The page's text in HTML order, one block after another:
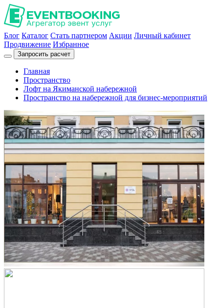
Блог Каталог Стать партнером Акции Личный кабинет
Продвижение Избранное
Запросить расчет
Главная
Пространство
Лофт на Якиманской набережной
Пространство на набережной для бизнес-мероприятий